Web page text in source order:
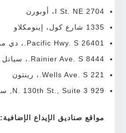
2704 I St. NE، أوبورن
1335 شارع كول، إينومكلاو
26401 Pacific Hwy. S.، دي موين
8444 Rainier Ave. S.، سياتل
221 Wells Ave. S.، رينتون
929 N. 130th St., Suite 3, سياتل
مواقع صناديق الإيداع الإضافية: